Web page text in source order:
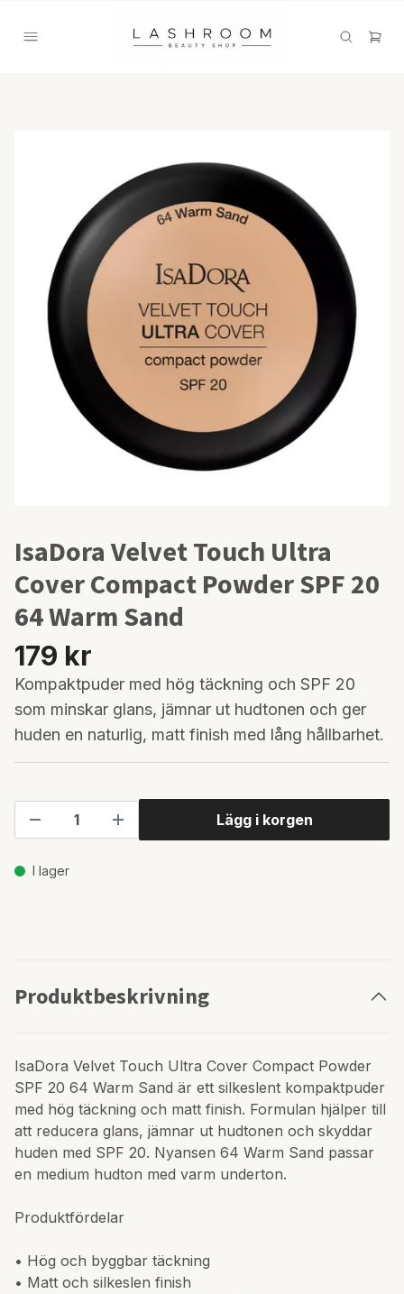
IsaDora Velvet Touch Ultra
Cover Compact Powder SPF 20
64 Warm Sand
179 kr
Kompaktpuder med hög täckning och SPF 20
som minskar glans, jämnar ut hudtonen och ger
huden en naturlig, matt finish med lång hållbarhet.
Lägg i korgen
I lager
Produktbeskrivning
IsaDora Velvet Touch Ultra Cover Compact Powder
SPF 20 64 Warm Sand är ett silkeslent kompaktpuder
med hög täckning och matt finish. Formulan hjälper till
att reducera glans, jämnar ut hudtonen och skyddar
huden med SPF 20. Nyansen 64 Warm Sand passar
en medium hudton med varm underton.
Produktfördelar
• Hög och byggbar täckning
• Matt och silkeslen finish